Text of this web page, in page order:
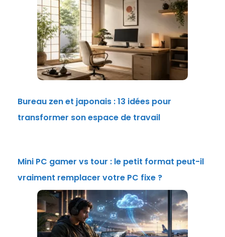
Bureau zen et japonais : 13 idées pour
transformer son espace de travail
Mini PC gamer vs tour : le petit format peut-il
vraiment remplacer votre PC fixe ?